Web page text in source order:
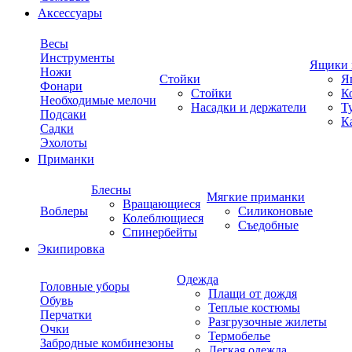
Аксессуары
Весы
Инструменты
Ножи
Фонари
Необходимые мелочи
Подсаки
Садки
Эхолоты
Стойки
Стойки
Насадки и держатели
Ящики
Приманки
Воблеры
Блесны
Вращающиеся
Колеблющиеся
Спинербейты
Мягкие приманки
Силиконовые
Съедобные
Экипировка
Головные уборы
Обувь
Перчатки
Очки
Забродные комбинезоны
Одежда
Плащи от дождя
Теплые костюмы
Разгрузочные жилеты
Термобелье